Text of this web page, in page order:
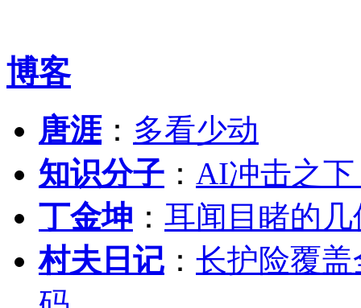
博客
唐涯： 多看少动
知识分子 ： AI冲击之
丁金坤 ： 耳闻目睹的
村夫日记 ： 长护险覆